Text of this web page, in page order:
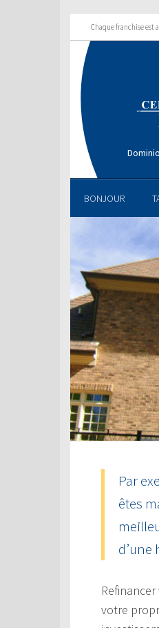
Chaque franchise est
BONJOUR
Par
êtes
d’une
votre